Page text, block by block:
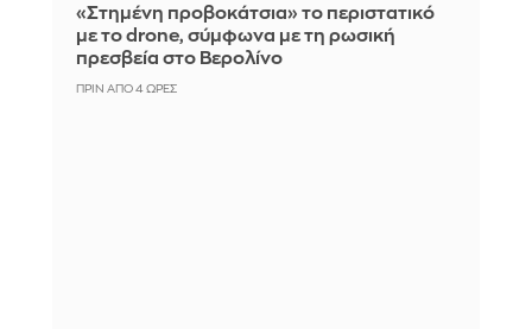
«Στημένη προβοκάτσια» το περιστατικό
με το drone, σύμφωνα με τη ρωσική
πρεσβεία στο Βερολίνο
ΠΡΙΝ ΑΠΌ 4 ΏΡΕΣ